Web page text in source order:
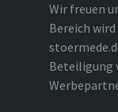
Wir freuen
Bereich
Beteiligung